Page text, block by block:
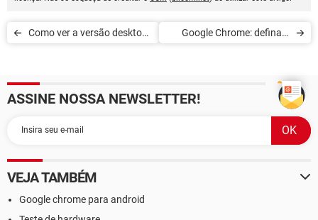
Como ver a versão desktop
Google Chrome: defina o
ASSINE NOSSA NEWSLETTER!
VEJA TAMBÉM
Google chrome para android